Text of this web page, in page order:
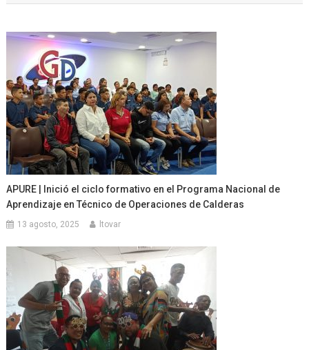
APURE | Inició el ciclo formativo en el Programa Nacional de
Aprendizaje en Técnico de Operaciones de Calderas
13 agosto, 2025 ltovar